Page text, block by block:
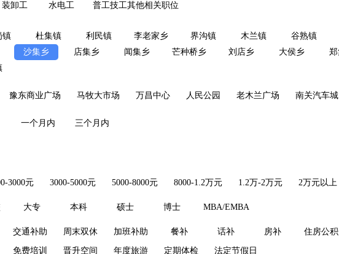
装卸工 水电工 普工技工其他相关职位
镇 杜集镇 利民镇 李老家乡 界沟镇 木兰镇 谷熟镇
沙集乡 店集乡 闻集乡 芒种桥乡 刘店乡 大侯乡
豫东商业广场 马牧大市场 万昌中心 人民公园 老木兰广场 南关汽车城
一个月内
三个月内
3000元 3000-5000元 5000-8000元 8000-1.2万元 1.2万-2万元 2万元以上
大专 本科 硕士 博士 MBA/EMBA
交通补助 周末双休 加班补助 餐补 话补 房补 住房公
免费培训 晋升空间 年度旅游 定期体检 法定节假日